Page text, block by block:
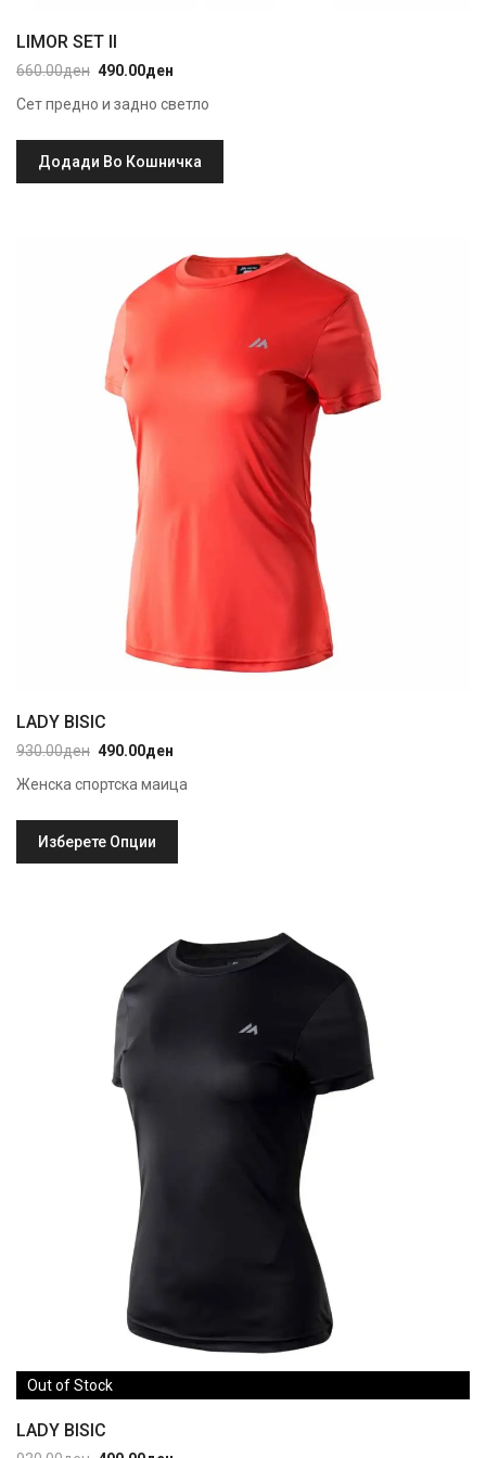
LIMOR SET II
660.00ден
price
660.00ден.
490.00ден
price
490.00ден.
Сет предно и задно светло
Додади Во Кошничка
LADY BISIC
930.00ден
price
930.00ден.
490.00ден
price
490.00ден.
Женска спортска маица
Изберете Опции
Out of Stock
LADY BISIC